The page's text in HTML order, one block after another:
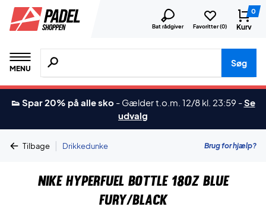
Bat rådgiver Favoritter (0)
0
Kurv
MENU
Søg efter produkter, mærker etc.
Søg
👟 Spar 20% på alle sko - Gælder t.o.m. 12/8 kl. 23:59 -Se
udvalg
Tilbage | Drikkedunke Brug for hjælp?
Nike Hyperfuel Bottle 18oz Blue
Fury/Black